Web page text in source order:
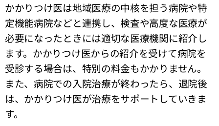
かかりつけ医は地域医療の中核を担う病院や特
定機能病院などと連携し、検査や高度な医療が
必要になったときには適切な医療機関に紹介し
ます。かかりつけ医からの紹介を受けて病院を
受診する場合は、特別の料金もかかりません。
また、病院での入院治療が終わったら、退院後
は、かかりつけ医が治療をサポートしていきま
す。